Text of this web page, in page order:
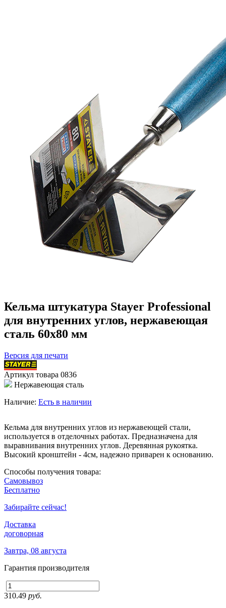
Кельма штукатура Stayer Professional
для внутренних углов, нержавеющая
сталь 60х80 мм
Версия для печати
Артикул товара 0836
Нержавеющая сталь
Наличие: Есть в наличии
Кельма для внутренних углов из нержавеющей стали,
используется в отделочных работах. Предназначена для
выравнивания внутренних углов. Деревянная рукоятка.
Высокий кронштейн - 4см, надежно приварен к основанию.
Способы получения товара:
Самовывоз
Бесплатно
Забирайте сейчас!
Доставка
договорная
Завтра, 08 августа
Гарантия производителя
310.49 руб.